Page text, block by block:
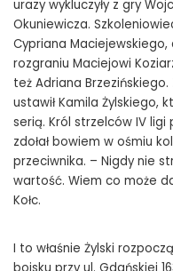
urazy wykluczyły z gry
Okuniewicza.
Cypriana Maciejewskiego,
rozgraniu Maciejowi
też Adriana
ustawił Kamila Żylskiego,
serią. Król strzelców IV
zdołał bowiem w ośmiu
przeciwnika. – Nigdy nie
wartość. Wiem co może
Kołc.
I to właśnie Żylski